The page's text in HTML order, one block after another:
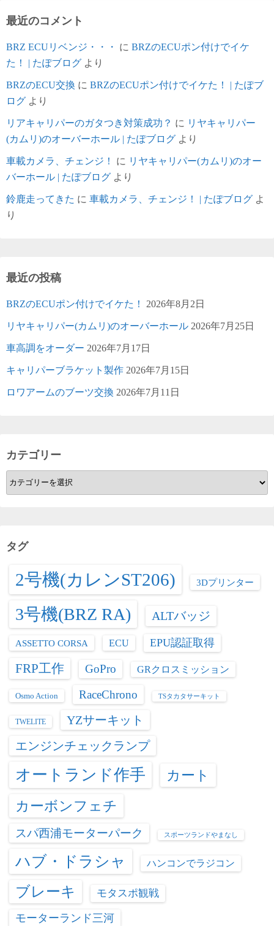
最近のコメント
BRZ ECUリベンジ・・・ に BRZのECUポン付けでイケ
た！ | たぽブログ より
BRZのECU交換 に BRZのECUポン付けでイケた！ | たぽブ
ログ より
リアキャリパーのガタつき対策成功？ に リヤキャリパー
(カムリ)のオーバーホール | たぽブログ より
車載カメラ、チェンジ！ に リヤキャリパー(カムリ)のオー
バーホール | たぽブログ より
鈴鹿走ってきた に 車載カメラ、チェンジ！ | たぽブログ よ
り
最近の投稿
BRZのECUポン付けでイケた！ 2026年8月2日
リヤキャリパー(カムリ)のオーバーホール 2026年7月25日
車高調をオーダー 2026年7月17日
キャリパーブラケット製作 2026年7月15日
ロワアームのブーツ交換 2026年7月11日
カテゴリー
カ
テ
ー
タグ
2号機(カレンST206) 3Dプリンター
3号機(BRZ RA) ALTバッジ
ASSETTO CORSA ECU EPU認証取得
FRP工作 GoPro GRクロスミッション
Osmo Action RaceChrono TSタカタサーキット
TWELITE
YZサーキット
エンジンチェックランプ
オートランド作手
カート
カーボンフェチ
スパ西浦モーターパーク スポーツランドやまなし
ハブ・ドラシャ ハンコンでラジコン
ブレーキ モタスポ観戦
モーターランド三河